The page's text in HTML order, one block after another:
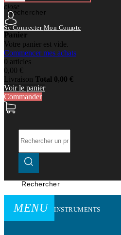
Rechercher
close
Se Connecter Mon Compte
Panier
Votre panier est vide.
Commencer mes achats
0 articles
0,00 €
Livraison Total 0,00 €
Voir le panier
Commander
Rechercher
MENU INSTRUMENTS